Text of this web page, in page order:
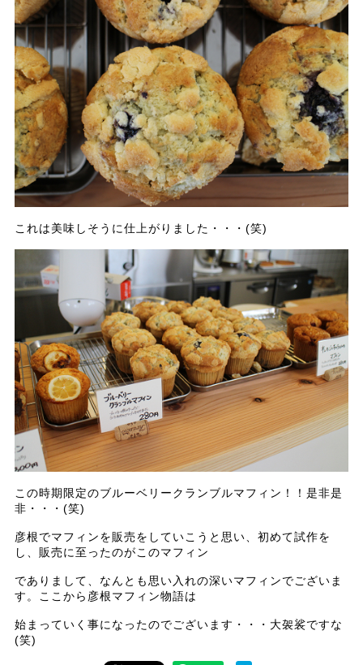
これは美味しそうに仕上がりました・・・(笑)
この時期限定のブルーベリークランブルマフィン！！是非是
非・・・(笑)
彦根でマフィンを販売をしていこうと思い、初めて試作を
し、販売に至ったのがこのマフィン
でありまして、なんとも思い入れの深いマフィンでございま
す。ここから彦根マフィン物語は
始まっていく事になったのでございます・・・大袈裟ですな
(笑)